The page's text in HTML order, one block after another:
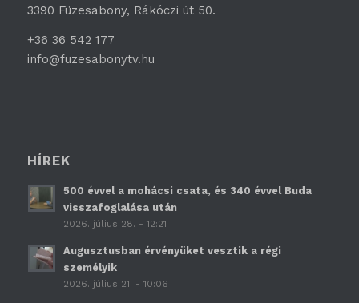
3390 Füzesabony, Rákóczi út 50.
+36 36 542 177
info@fuzesabonytv.hu
HÍREK
500 évvel a mohácsi csata, és 340 évvel Buda
visszafoglalása után
2026. július 28. - 12:21
Augusztusban érvényüket vesztik a régi
személyik
2026. július 21. - 10:06